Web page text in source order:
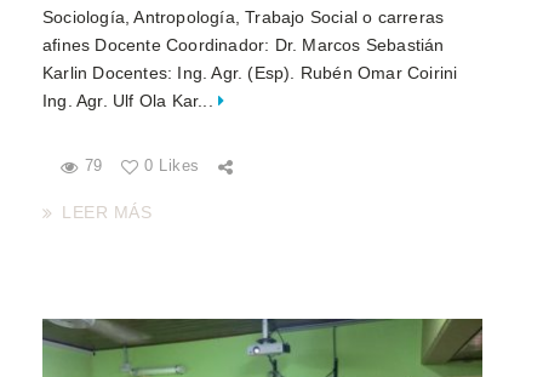
Sociología, Antropología, Trabajo Social o carreras
afines Docente Coordinador: Dr. Marcos Sebastián
Karlin Docentes: Ing. Agr. (Esp). Rubén Omar Coirini
Ing. Agr. Ulf Ola Kar...
79 0 Likes
LEER MÁS